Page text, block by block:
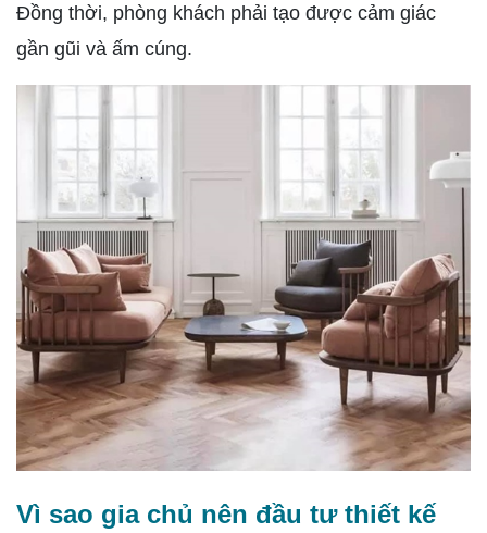
Đồng thời, phòng khách phải tạo được cảm giác
gần gũi và ấm cúng.
Vì sao gia chủ nên đầu tư thiết kế